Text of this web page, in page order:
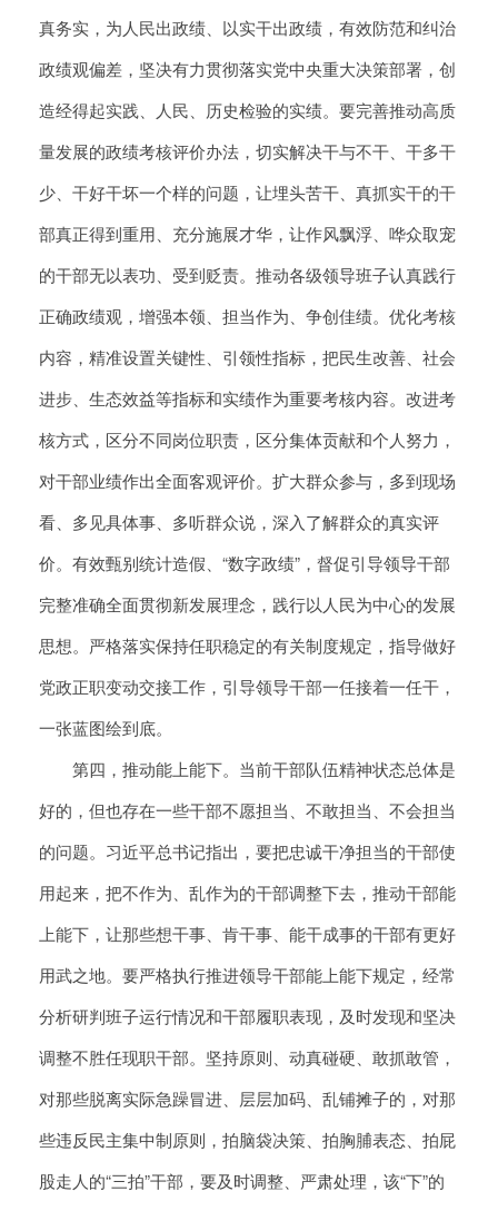
真务实，为人民出政绩、以实干出政绩，有效防范和纠治
政绩观偏差，坚决有力贯彻落实党中央重大决策部署，创
造经得起实践、人民、历史检验的实绩。要完善推动高质
量发展的政绩考核评价办法，切实解决干与不干、干多干
少、干好干坏一个样的问题，让埋头苦干、真抓实干的干
部真正得到重用、充分施展才华，让作风飘浮、哗众取宠
的干部无以表功、受到贬责。推动各级领导班子认真践行
正确政绩观，增强本领、担当作为、争创佳绩。优化考核
内容，精准设置关键性、引领性指标，把民生改善、社会
进步、生态效益等指标和实绩作为重要考核内容。改进考
核方式，区分不同岗位职责，区分集体贡献和个人努力，
对干部业绩作出全面客观评价。扩大群众参与，多到现场
看、多见具体事、多听群众说，深入了解群众的真实评
价。有效甄别统计造假、“数字政绩”，督促引导领导干部
完整准确全面贯彻新发展理念，践行以人民为中心的发展
思想。严格落实保持任职稳定的有关制度规定，指导做好
党政正职变动交接工作，引导领导干部一任接着一任干，
一张蓝图绘到底。
第四，推动能上能下。当前干部队伍精神状态总体是
好的，但也存在一些干部不愿担当、不敢担当、不会担当
的问题。习近平总书记指出，要把忠诚干净担当的干部使
用起来，把不作为、乱作为的干部调整下去，推动干部能
上能下，让那些想干事、肯干事、能干成事的干部有更好
用武之地。要严格执行推进领导干部能上能下规定，经常
分析研判班子运行情况和干部履职表现，及时发现和坚决
调整不胜任现职干部。坚持原则、动真碰硬、敢抓敢管，
对那些脱离实际急躁冒进、层层加码、乱铺摊子的，对那
些违反民主集中制原则，拍脑袋决策、拍胸脯表态、拍屁
股走人的“三拍”干部，要及时调整、严肃处理，该“下”的